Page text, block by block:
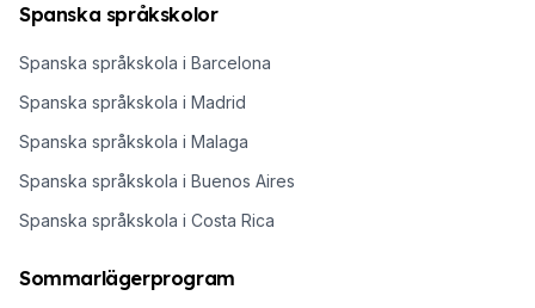
Spanska språkskolor
Spanska språkskola i Barcelona
Spanska språkskola i Madrid
Spanska språkskola i Malaga
Spanska språkskola i Buenos Aires
Spanska språkskola i Costa Rica
Sommarlägerprogram